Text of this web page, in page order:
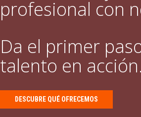
profesional con
Da el primer
talento en acción.
DESCUBRE QUÉ OFRECEMOS